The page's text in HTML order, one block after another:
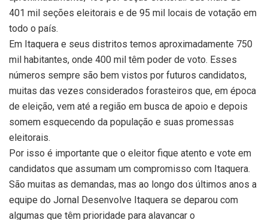
401 mil seções eleitorais e de 95 mil locais de votação em
todo o país.
Em Itaquera e seus distritos temos aproximadamente 750
mil habitantes, onde 400 mil têm poder de voto. Esses
números sempre são bem vistos por futuros candidatos,
muitas das vezes considerados forasteiros que, em época
de eleição, vem até a região em busca de apoio e depois
somem esquecendo da população e suas promessas
eleitorais.
Por isso é importante que o eleitor fique atento e vote em
candidatos que assumam um compromisso com Itaquera.
São muitas as demandas, mas ao longo dos últimos anos a
equipe do Jornal Desenvolve Itaquera se deparou com
algumas que têm prioridade para alavancar o